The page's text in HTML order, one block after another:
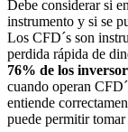
Debe considerar si
instrumento y si se
Los CFD´s son
perdida rápida de
76% de los
cuando operan
entiende
puede permitir